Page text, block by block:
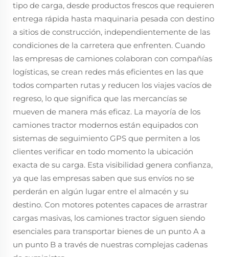
tipo de carga, desde productos frescos que requieren
entrega rápida hasta maquinaria pesada con destino
a sitios de construcción, independientemente de las
condiciones de la carretera que enfrenten. Cuando
las empresas de camiones colaboran con compañías
logísticas, se crean redes más eficientes en las que
todos comparten rutas y reducen los viajes vacíos de
regreso, lo que significa que las mercancías se
mueven de manera más eficaz. La mayoría de los
camiones tractor modernos están equipados con
sistemas de seguimiento GPS que permiten a los
clientes verificar en todo momento la ubicación
exacta de su carga. Esta visibilidad genera confianza,
ya que las empresas saben que sus envíos no se
perderán en algún lugar entre el almacén y su
destino. Con motores potentes capaces de arrastrar
cargas masivas, los camiones tractor siguen siendo
esenciales para transportar bienes de un punto A a
un punto B a través de nuestras complejas cadenas